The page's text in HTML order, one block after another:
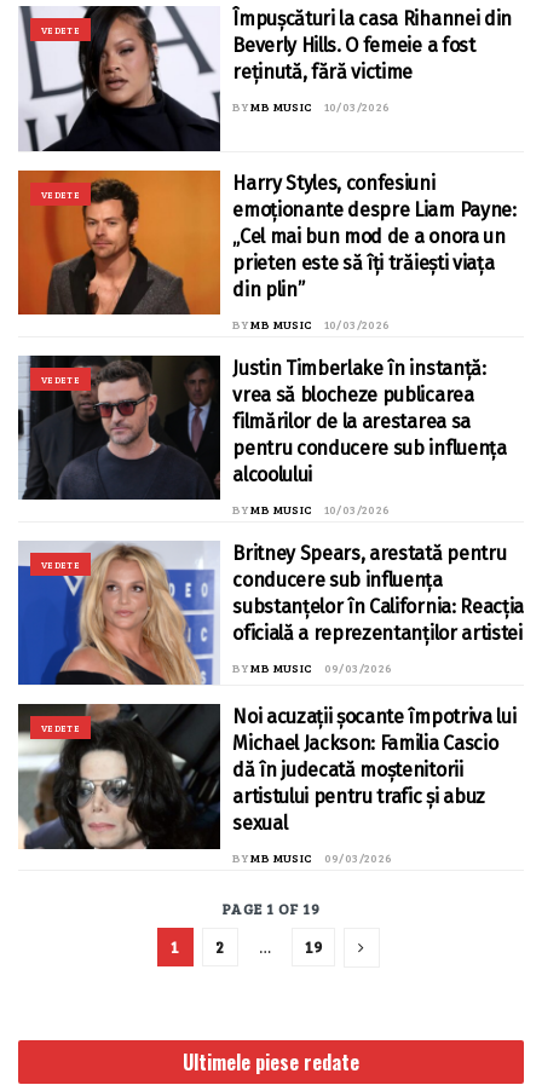
VEDETE
Împușcături la casa Rihannei din
Beverly Hills. O femeie a fost
reținută, fără victime
BYMB MUSIC 10/03/2026
VEDETE
Harry Styles, confesiuni
emoționante despre Liam Payne:
„Cel mai bun mod de a onora un
prieten este să îți trăiești viața
din plin”
BYMB MUSIC 10/03/2026
VEDETE
Justin Timberlake în instanță:
vrea să blocheze publicarea
filmărilor de la arestarea sa
pentru conducere sub influența
alcoolului
BYMB MUSIC 10/03/2026
VEDETE
Britney Spears, arestată pentru
conducere sub influența
substanțelor în California: Reacția
oficială a reprezentanților artistei
BYMB MUSIC 09/03/2026
VEDETE
Noi acuzații șocante împotriva lui
Michael Jackson: Familia Cascio
dă în judecată moștenitorii
artistului pentru trafic și abuz
sexual
BYMB MUSIC 09/03/2026
PAGE 1 OF 19
1 2 … 19
Ultimele piese redate